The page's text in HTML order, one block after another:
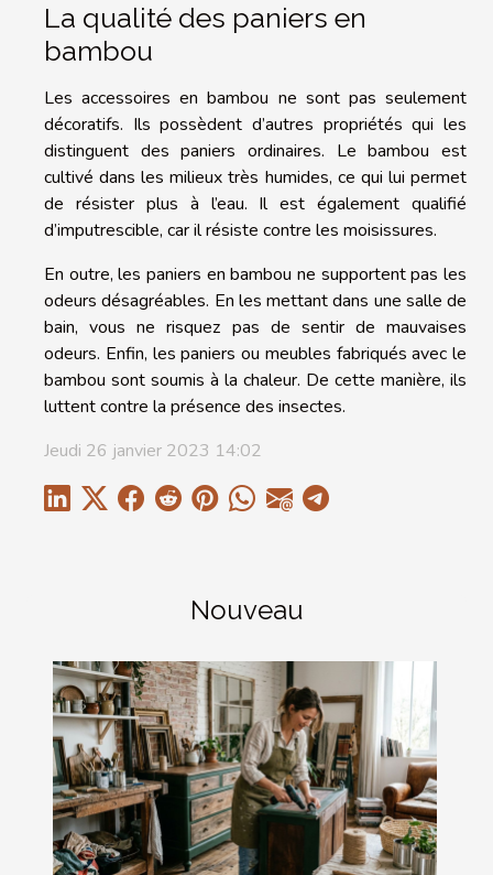
Nouveau
La qualité des paniers en
bambou
Les accessoires en bambou ne sont pas seulement
décoratifs. Ils possèdent d’autres propriétés qui les
distinguent des paniers ordinaires. Le bambou est
cultivé dans les milieux très humides, ce qui lui permet
de résister plus à l’eau. Il est également qualifié
d’imputrescible, car il résiste contre les moisissures.
En outre, les paniers en bambou ne supportent pas les
odeurs désagréables. En les mettant dans une salle de
bain, vous ne risquez pas de sentir de mauvaises
odeurs. Enfin, les paniers ou meubles fabriqués avec le
bambou sont soumis à la chaleur. De cette manière, ils
luttent contre la présence des insectes.
Jeudi 26 janvier 2023 14:02